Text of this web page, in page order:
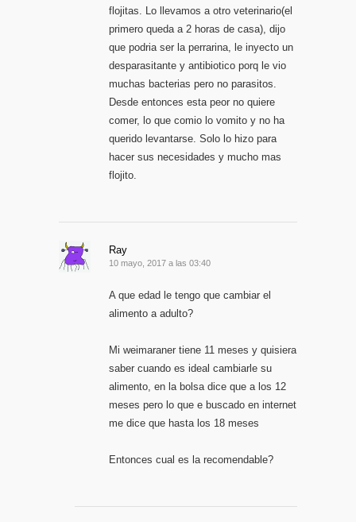
flojitas. Lo llevamos a otro veterinario(el
primero queda a 2 horas de casa), dijo
que podria ser la perrarina, le inyecto un
desparasitante y antibiotico porq le vio
muchas bacterias pero no parasitos.
Desde entonces esta peor no quiere
comer, lo que comio lo vomito y no ha
querido levantarse. Solo lo hizo para
hacer sus necesidades y mucho mas
flojito.
Ray
10 mayo, 2017 a las 03:40
A que edad le tengo que cambiar el
alimento a adulto?
Mi weimaraner tiene 11 meses y quisiera
saber cuando es ideal cambiarle su
alimento, en la bolsa dice que a los 12
meses pero lo que e buscado en internet
me dice que hasta los 18 meses
Entonces cual es la recomendable?